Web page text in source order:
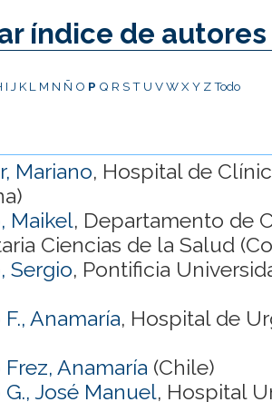
índice de autores
I J K L M N Ñ O P Q R ST U VWXY ZTodo
Mariano, Hospital de
Maikel, Departamento de
Ciencias de la Salud
Sergio, Pontificia
Anamaría, Hospital de
Anamaría (Chile)
José Manuel, Hospital